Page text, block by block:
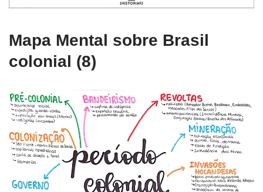
Mapa Mental sobre Brasil
colonial (8)